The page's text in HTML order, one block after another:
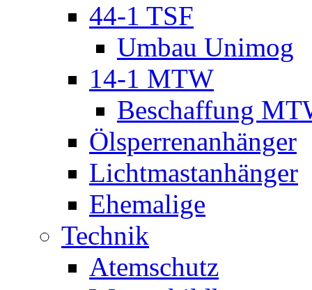
44-1 TSF
Umbau Unimog
14-1 MTW
Beschaffung
Ölsperrenanhänger
Lichtmastanhänger
Ehemalige
Technik
Atemschutz